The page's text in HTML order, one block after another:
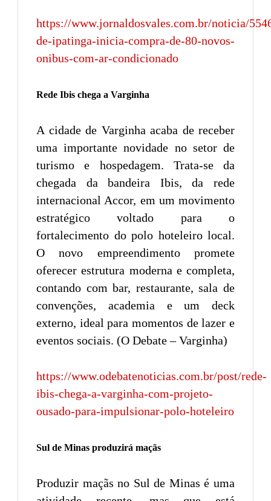
https://www.jornaldosvales.com.br/noticia/
de-ipatinga-inicia-compra-de-80-novos-
onibus-com-ar-condicionado
Rede Ibis chega a Varginha
A cidade de Varginha acaba de receber
uma importante novidade no setor de
turismo e hospedagem. Trata-se da
chegada da bandeira Ibis, da rede
internacional Accor, em um movimento
estratégico voltado para o
fortalecimento do polo hoteleiro local.
O novo empreendimento promete
oferecer estrutura moderna e completa,
contando com bar, restaurante, sala de
convenções, academia e um deck
externo, ideal para momentos de lazer e
eventos sociais. (O Debate – Varginha)
https://www.odebatenoticias.com.br/post/rede-
ibis-chega-a-varginha-com-projeto-
ousado-para-impulsionar-polo-hoteleiro
Sul de Minas produzirá maçãs
Produzir maçãs no Sul de Minas é uma